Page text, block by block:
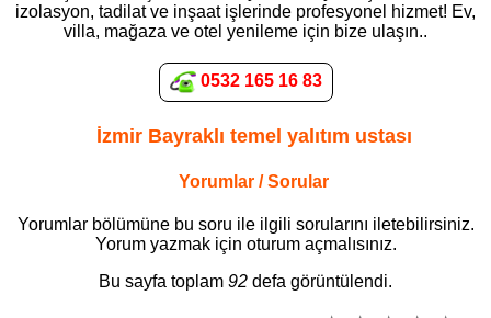
izolasyon, tadilat ve inşaat işlerinde profesyonel hizmet! Ev,
villa, mağaza ve otel yenileme için bize ulaşın..
0532 165 16 83
İzmir Bayraklı temel yalıtım ustası
Yorumlar / Sorular
Yorumlar bölümüne bu soru ile ilgili sorularını iletebilirsiniz.
Yorum yazmak için oturum açmalısınız.
Bu sayfa toplam 92 defa görüntülendi.